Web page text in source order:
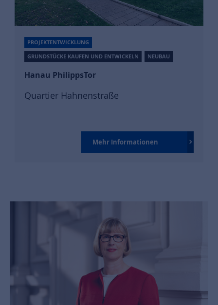
PROJEKTENTWICKLUNG
GRUNDSTÜCKE KAUFEN UND ENTWICKELN
NEUBAU
Hanau PhilippsTor
Quartier Hahnenstraße
Mehr Informationen